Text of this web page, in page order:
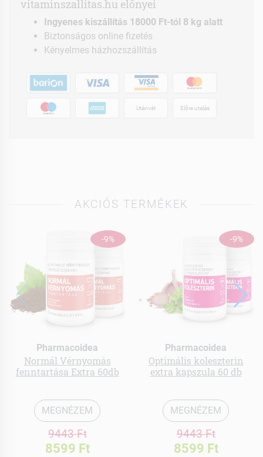
vitaminszallitas.hu előnyei
Ingyenes kiszállítás 18000 Ft-tól 8 kg alatt
Biztonságos online fizetés
Kényelmes házhozszállítás
Utánvét Előre utalás
AKCIÓS TERMÉKEK
-9%
Pharmacoidea
Normál Vérnyomás
fenntartása Extra 60db
MEGNÉZEM
9443 Ft
8599 Ft
-9%
Pharmacoidea
Optimális koleszterin
extra kapszula 60 db
MEGNÉZEM
9443 Ft
8599 Ft